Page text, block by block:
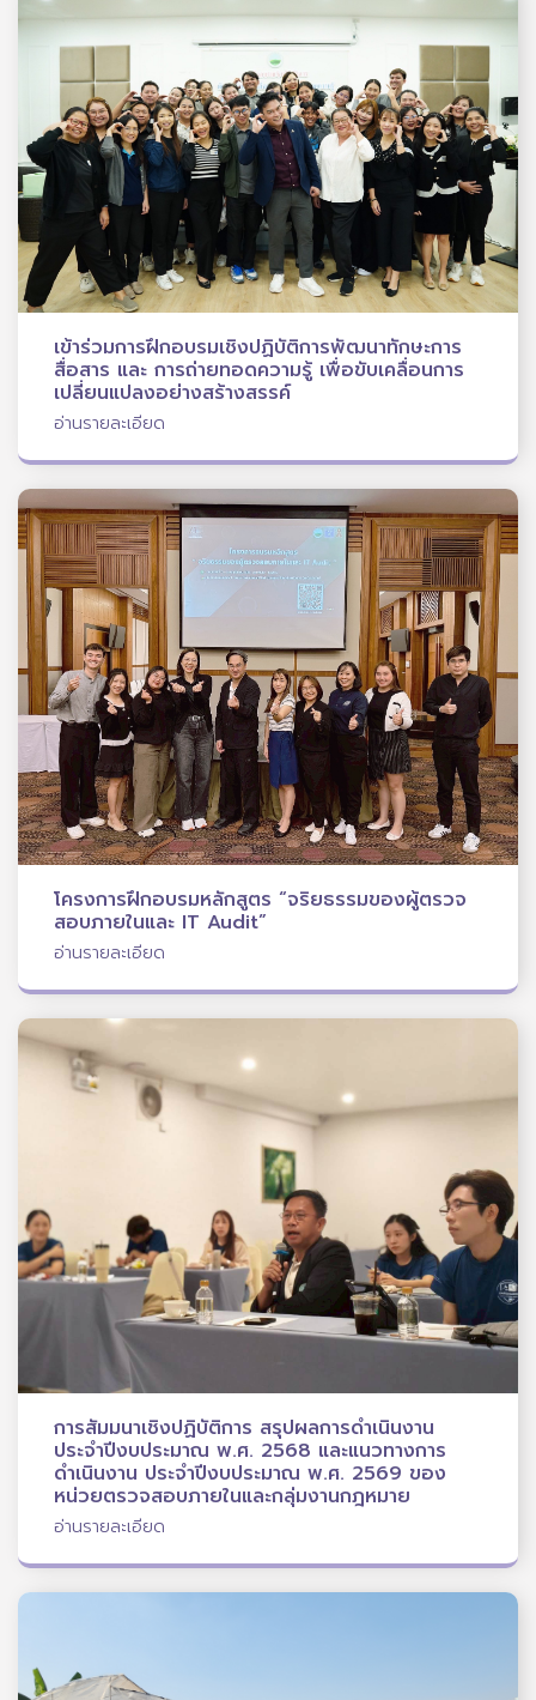
เข้าร่วมการฝึกอบรมเชิงปฏิบัติการพัฒนาทักษะการ
สื่อสาร และ การถ่ายทอดความรู้ เพื่อขับเคลื่อนการ
เปลี่ยนแปลงอย่างสร้างสรรค์
อ่านรายละเอียด
โครงการฝึกอบรมหลักสูตร “จริยธรรมของผู้ตรวจ
สอบภายในและ IT Audit”
อ่านรายละเอียด
การสัมมนาเชิงปฏิบัติการ สรุปผลการดำเนินงาน
ประจำปีงบประมาณ พ.ศ. 2568 และแนวทางการ
ดำเนินงาน ประจำปีงบประมาณ พ.ศ. 2569 ของ
หน่วยตรวจสอบภายในและกลุ่มงานกฎหมาย
อ่านรายละเอียด